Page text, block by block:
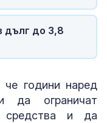
дълг до 3,8
години наред
да ограничат
средства и да